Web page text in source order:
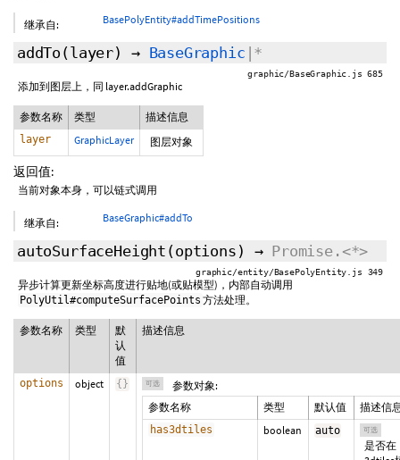
继承自: BasePolyEntity#addTimePositions
addTo (layer) → BaseGraphic |*
graphic/BaseGraphic.js 685
添加到图层上，同 layer.addGraphic
参数名称 类型 描述信息
layer GraphicLayer 图层对象
返回值:
当前对象本身，可以链式调用
继承自: BaseGraphic#addTo
autoSurfaceHeight (options ) → Promise.<*>
graphic/entity/BasePolyEntity.js 349
异步计算更新坐标高度进行贴地(或贴模型)，内部自动调用
PolyUtil#computeSurfacePoints 方法处理。
参数名称 类型
默
认
值
描述信息
options object { } 可选
参数对象:
参数名称
类型 默认值 描述信
has3dtiles boolean auto 可选
是否在